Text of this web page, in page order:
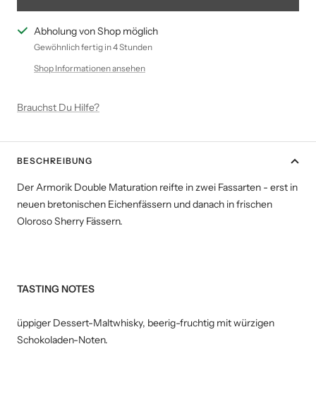
Abholung von Shop möglich
Gewöhnlich fertig in 4 Stunden
Shop Informationen ansehen
Brauchst Du Hilfe?
BESCHREIBUNG
Der Armorik Double Maturation reifte in zwei Fassarten - erst in
neuen bretonischen Eichenfässern und danach in frischen
Oloroso Sherry Fässern.
TASTING NOTES
üppiger Dessert-Maltwhisky, beerig-fruchtig mit würzigen
Schokoladen-Noten.